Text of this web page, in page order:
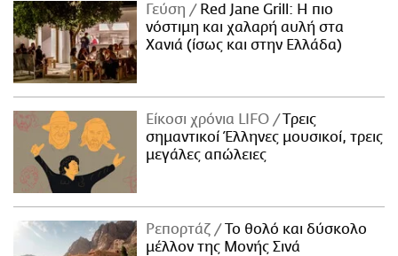
Γεύση
Red Jane Grill: Η πιο
νόστιμη και χαλαρή αυλή στα
Χανιά (ίσως και στην Ελλάδα)
Είκοσι χρόνια LIFO
Tρεις
σημαντικοί Έλληνες μουσικοί, τρεις
μεγάλες απώλειες
Ρεπορτάζ
Το θολό και δύσκολο
μέλλον της Μονής Σινά